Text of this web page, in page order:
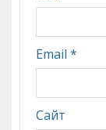
Email *
Сайт